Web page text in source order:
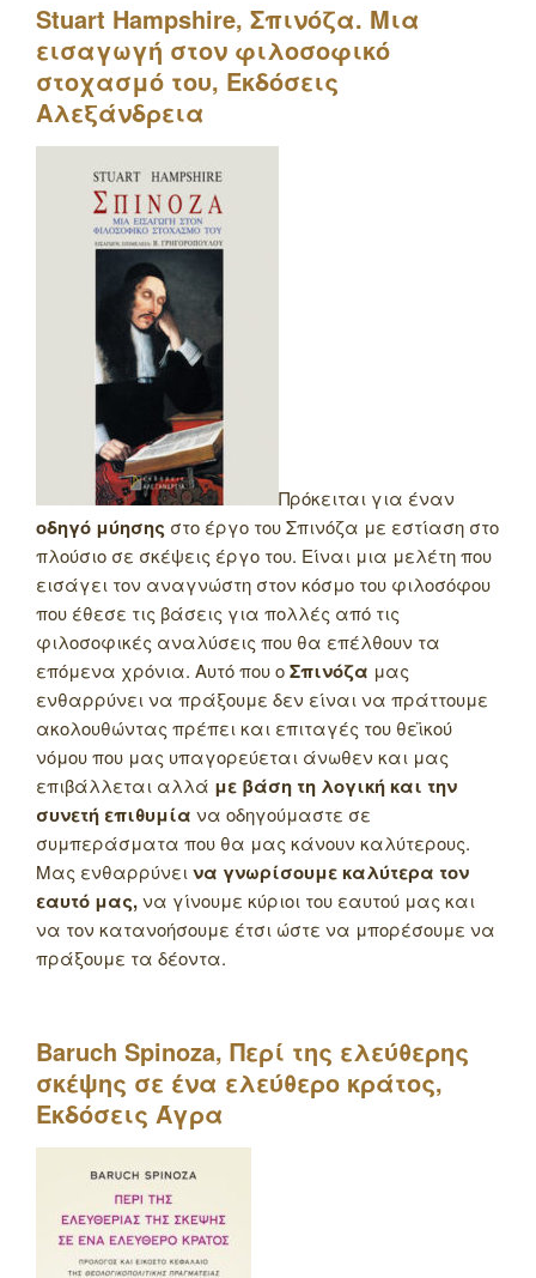
Stuart Hampshire, Σπινόζα. Μια
εισαγωγή στον φιλοσοφικό
στοχασμό του, Εκδόσεις
Αλεξάνδρεια
Πρόκειται για έναν
οδηγό μύησης στο έργο του Σπινόζα με εστίαση στο
πλούσιο σε σκέψεις έργο του. Είναι μια μελέτη που
εισάγει τον αναγνώστη στον κόσμο του φιλοσόφου
που έθεσε τις βάσεις για πολλές από τις
φιλοσοφικές αναλύσεις που θα επέλθουν τα
επόμενα χρόνια. Αυτό που οΣπινόζα μας
ενθαρρύνει να πράξουμε δεν είναι να πράττουμε
ακολουθώντας πρέπει και επιταγές του θεϊκού
νόμου που μας υπαγορεύεται άνωθεν και μας
επιβάλλεται αλλά με βάση τη λογική και την
συνετή επιθυμία να οδηγούμαστε σε
συμπεράσματα που θα μας κάνουν καλύτερους.
Μας ενθαρρύνεινα γνωρίσουμε καλύτερα τον
εαυτό μας,να γίνουμε κύριοι του εαυτού μας και
να τον κατανοήσουμε έτσι ώστε να μπορέσουμε να
πράξουμε τα δέοντα.
Baruch Spinoza, Περί της ελεύθερης
σκέψης σε ένα ελεύθερο κράτος,
Εκδόσεις Άγρα